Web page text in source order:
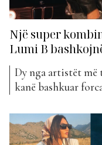
Një super
Lumi B
Dy nga artistët më
kanë bashkuar
dhe Lumi B.
publikuar